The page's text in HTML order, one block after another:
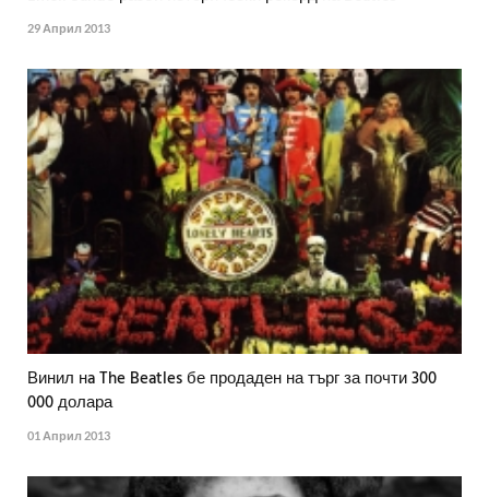
29 Април 2013
Винил нa The Beatles бе продаден на търг за почти 300
000 долара
01 Април 2013